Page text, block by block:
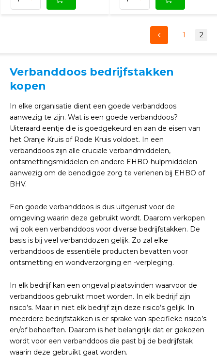
1 2
Verbanddoos bedrijfstakken
kopen
In elke organisatie dient een goede verbanddoos
aanwezig te zijn. Wat is een goede verbanddoos?
Uiteraard eentje die is goedgekeurd en aan de eisen van
het Oranje Kruis of Rode Kruis voldoet. In een
verbanddoos zijn alle cruciale verbandmiddelen,
ontsmettingsmiddelen en andere EHBO-hulpmiddelen
aanwezig om de benodigde zorg te verlenen bij EHBO of
BHV.
Een goede verbanddoos is dus uitgerust voor de
omgeving waarin deze gebruikt wordt. Daarom verkopen
wij ook een verbanddoos voor diverse bedrijfstakken. De
basis is bij veel verbanddozen gelijk. Zo zal elke
verbanddoos de essentiële producten bevatten voor
ontsmetting en wondverzorging en -verpleging.
In elk bedrijf kan een ongeval plaatsvinden waarvoor de
verbanddoos gebruikt moet worden. In elk bedrijf zijn
risico’s. Maar in niet elk bedrijf zijn deze risico’s gelijk. In
meerdere bedrijfstakken is er sprake van specifieke risico’s
en/of behoeften. Daarom is het belangrijk dat er gekozen
wordt voor een verbanddoos die past bij de bedrijfstak
waarin deze gebruikt gaat worden.